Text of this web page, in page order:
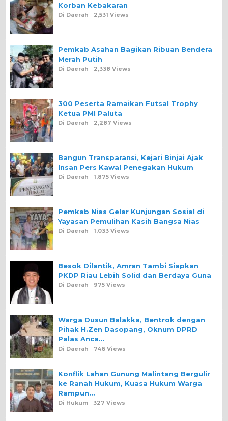
Korban Kebakaran
Di Daerah 2,531 Views
Pemkab Asahan Bagikan Ribuan Bendera
Merah Putih
Di Daerah 2,338 Views
300 Peserta Ramaikan Futsal Trophy
Ketua PMI Paluta
Di Daerah 2,287 Views
Bangun Transparansi, Kejari Binjai Ajak
Insan Pers Kawal Penegakan Hukum
Di Daerah 1,875 Views
Pemkab Nias Gelar Kunjungan Sosial di
Yayasan Pemulihan Kasih Bangsa Nias
Di Daerah 1,033 Views
Besok Dilantik, Amran Tambi Siapkan
PKDP Riau Lebih Solid dan Berdaya Guna
Di Daerah 975 Views
Warga Dusun Balakka, Bentrok dengan
Pihak H.Zen Dasopang, Oknum DPRD
Palas Anca…
Di Daerah 746 Views
Konflik Lahan Gunung Malintang Bergulir
ke Ranah Hukum, Kuasa Hukum Warga
Rampun…
Di Hukum 327 Views